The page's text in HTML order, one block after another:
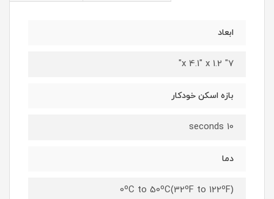
ابعاد
7" x 4.1" x 1.2"
بازه اسکن خودکار
10 seconds
دما
0ºC to 50ºC(32ºF to 122ºF)